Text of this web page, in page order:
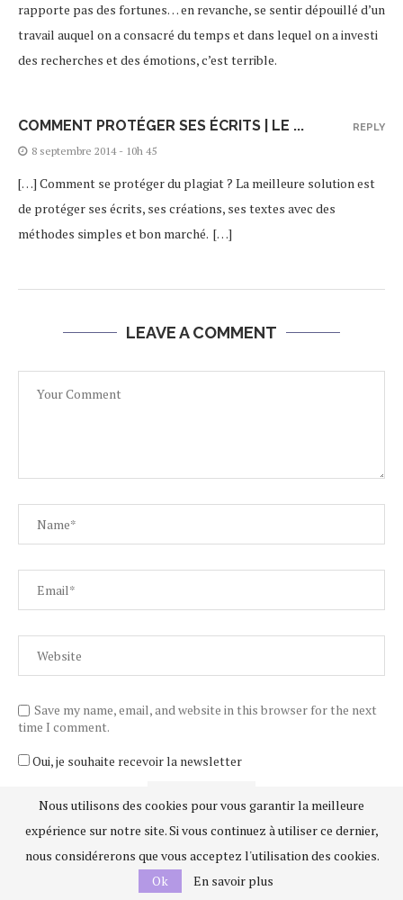
rapporte pas des fortunes… en revanche, se sentir dépouillé d’un
travail auquel on a consacré du temps et dans lequel on a investi
des recherches et des émotions, c’est terrible.
COMMENT PROTÉGER SES ÉCRITS | LE ...
8 septembre 2014 - 10h 45
[…] Comment se protéger du plagiat ? La meilleure solution est
de protéger ses écrits, ses créations, ses textes avec des
méthodes simples et bon marché. […]
REPLY
LEAVE A COMMENT
Save my name, email, and website in this browser for the next
time I comment.
Oui, je souhaite recevoir la newsletter
Ce site utilise Akismet pour réduire les indésirables. En savoir
plus sur la façon dont les données de vos commentaires sont
Nous utilisons des cookies pour vous garantir la meilleure
expérience sur notre site. Si vous continuez à utiliser ce dernier,
nous considérerons que vous acceptez l'utilisation des cookies.
Ok
En savoir plus